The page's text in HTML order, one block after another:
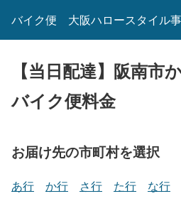
バイク便 大阪ハロースタイル
【当日配達】阪南市
バイク便料金
お届け先の市町村を選択
あ行 か行 さ行 た行 な行